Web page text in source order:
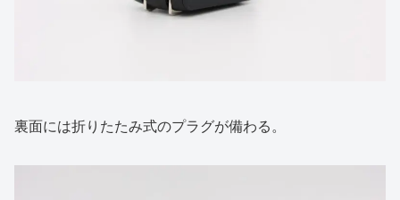
裏面には折りたたみ式のプラグが備わる。